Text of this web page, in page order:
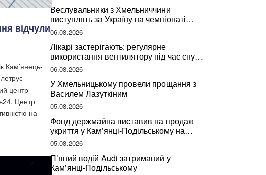
відчули
Кам’янець-
центр
Центр
на
Веслувальники з Хмельниччини
виступлять за Україну на чемпіонаті
світу
06.08.2026
Лікарі застерігають: регулярне
використання вентилятору під час сну
може негативно вплинути на ваше
здоров’я
06.08.2026
У Хмельницькому провели прощання з
Василем Лазуткіним
05.08.2026
Фонд держмайна виставив на продаж
укриття у Кам’янці-Подільському на
Хмельниччині
05.08.2026
П’яний водій Audi затриманий у
Кам’янці-Подільському